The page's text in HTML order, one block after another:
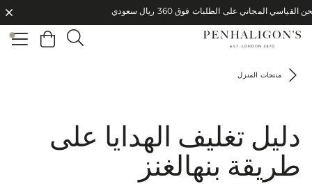
الشحن القياسي المجاني على الطلبات فوق 360 ريال سعودي
الشحن القياسي المجاني على الطلبات فوق 360 ريال سعودي
منتجات المنزل
دليل تغليف الهدايا على
طريقة بنهالغنز